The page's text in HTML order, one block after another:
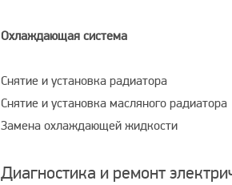
Охлаждающая система
Снятие и установка радиатора
Снятие и установка масляного радиатора
Замена охлаждающей жидкости
Диагностика и ремонт